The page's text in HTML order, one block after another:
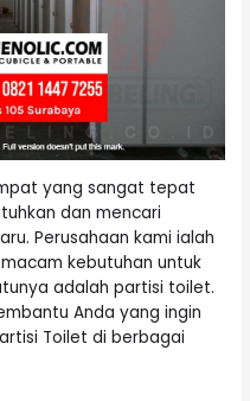
yang sangat tepat
dan mencari
Perusahaan kami ialah
kebutuhan untuk
adalah partisi toilet.
Anda yang ingin
Toilet di berbagai